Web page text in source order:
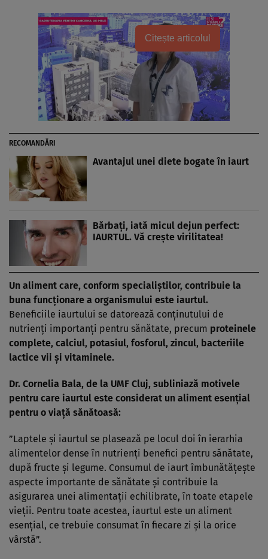
Citește articolul
RECOMANDĂRI
Avantajul unei diete bogate în iaurt
Bărbaţi, iată micul dejun perfect:
IAURTUL. Vă creşte virilitatea!
Un aliment care, conform specialiştilor, contribuie la
buna funcţionare a organismului este iaurtul.
Beneficiile iaurtului se datorează conţinutului de
nutrienţi importanţi pentru sănătate, precum proteinele
complete, calciul, potasiul, fosforul, zincul, bacteriile
lactice vii şi vitaminele.
Dr. Cornelia Bala, de la UMF Cluj, subliniază motivele
pentru care iaurtul este considerat un aliment esenţial
pentru o viaţă sănătoasă:
”Laptele şi iaurtul se plasează pe locul doi în ierarhia
alimentelor dense în nutrienţi benefici pentru sănătate,
după fructe şi legume. Consumul de iaurt îmbunătăţeşte
aspecte importante de sănătate şi contribuie la
asigurarea unei alimentaţii echilibrate, în toate etapele
vieţii. Pentru toate acestea, iaurtul este un aliment
esenţial, ce trebuie consumat în fiecare zi şi la orice
vârstă”.